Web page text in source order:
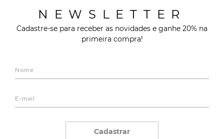
NEWSLETTER
Cadastre-se para receber as novidades e ganhe 20% na
primeira compra!
Cadastrar